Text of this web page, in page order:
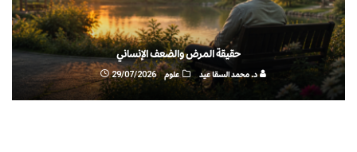
حقيقة المرض والضعف الإنساني
د. محمد السقا عيد علوم 29/07/2026